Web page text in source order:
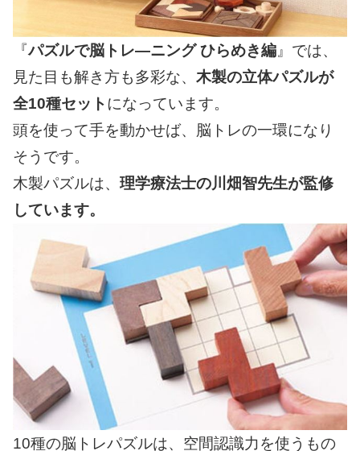
『パズルで脳トレ―ニング ひらめき編 』では、
見た目も解き方も多彩な、 木製の立体パズルが
全10種セットになっています。
頭を使って手を動かせば、脳トレの一環になり
そうです。
木製パズルは、 理学療法士の川畑智先生が監修
しています。
10種の脳トレパズルは、空間認識力を使うもの